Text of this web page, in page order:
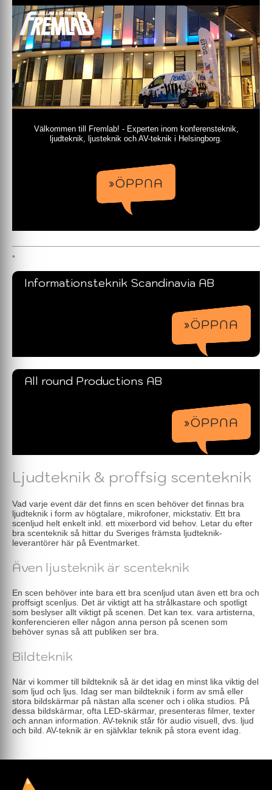
Välkommen till Fremlab! - Experten inom konferensteknik,
ljudteknik, ljusteknik och AV-teknik i Helsingborg.
»ÖPPNA
Informationsteknik Scandinavia AB
»ÖPPNA
All round Productions AB
»ÖPPNA
Ljudteknik & proffsig scenteknik
Vad varje event där det finns en scen behöver det finnas bra
ljudteknik i form av högtalare, mikrofoner, mickstativ. Ett bra
scenljud helt enkelt inkl. ett mixerbord vid behov. Letar du efter
bra scenteknik så hittar du Sveriges främsta ljudteknik-
leverantörer här på Eventmarket.
Även ljusteknik är scenteknik
En scen behöver inte bara ett bra scenljud utan även ett bra och
proffsigt scenljus. Det är viktigt att ha strålkastare och spotligt
som beslyser allt viktigt på scenen. Det kan tex. vara artisterna,
konferencieren eller någon anna person på scenen som
behöver synas så att publiken ser bra.
Bildteknik
När vi kommer till bildteknik så är det idag en minst lika viktig del
som ljud och ljus. Idag ser man bildteknik i form av små eller
stora bildskärmar på nästan alla scener och i olika studios. På
dessa bildskärmar, ofta LED-skärmar, presenteras filmer, texter
och annan information. AV-teknik står för audio visuell, dvs. ljud
och bild. AV-teknik är en självklar teknik på stora event idag.